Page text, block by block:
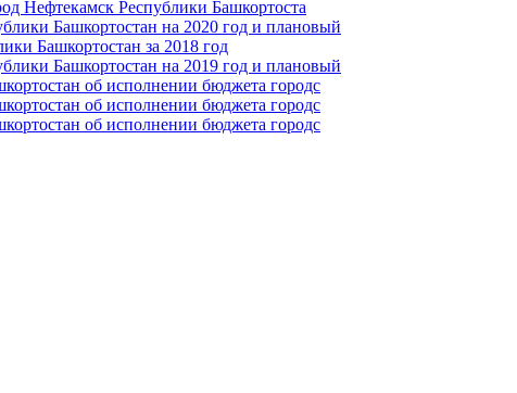
Нефтекамск Республики Башкортоста
Башкортостан на 2020 год и плановый
Башкортостан за 2018 год
Башкортостан на 2019 год и плановый
об исполнении бюджета городс
об исполнении бюджета городс
об исполнении бюджета городс